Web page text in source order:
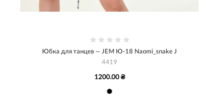
Юбка для танцев — JEM Ю-18 Naomi_snake J
4419
1200.00 ₴